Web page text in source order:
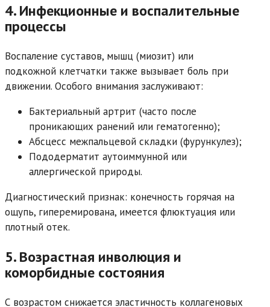
4. Инфекционные и воспалительные
процессы
Воспаление суставов, мышц (миозит) или
подкожной клетчатки также вызывает боль при
движении. Особого внимания заслуживают:
Бактериальный артрит (часто после
проникающих ранений или гематогенно);
Абсцесс межпальцевой складки (фурункулез);
Пододерматит аутоиммунной или
аллергической природы.
Диагностический признак: конечность горячая на
ощупь, гиперемирована, имеется флюктуация или
плотный отек.
5. Возрастная инволюция и
коморбидные состояния
С возрастом снижается эластичность коллагеновых